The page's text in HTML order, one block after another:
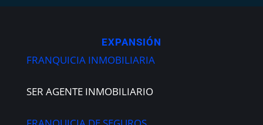
EXPANSIÓN
FRANQUICIA INMOBILIARIA
SER AGENTE INMOBILIARIO